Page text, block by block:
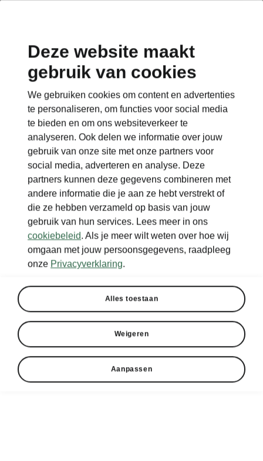
Deze website maakt
gebruik van cookies
We gebruiken cookies om content en advertenties
te personaliseren, om functies voor social media
te bieden en om ons websiteverkeer te
analyseren. Ook delen we informatie over jouw
gebruik van onze site met onze partners voor
social media, adverteren en analyse. Deze
partners kunnen deze gegevens combineren met
andere informatie die je aan ze hebt verstrekt of
die ze hebben verzameld op basis van jouw
gebruik van hun services. Lees meer in ons
cookiebeleid. Als je meer wilt weten over hoe wij
omgaan met jouw persoonsgegevens, raadpleeg
onze Privacyverklaring.
Alles toestaan
Weigeren
Aanpassen